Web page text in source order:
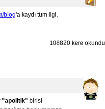
blog'a kaydı tüm ilgi,
108820 kere okundu
"apolitik" birisi